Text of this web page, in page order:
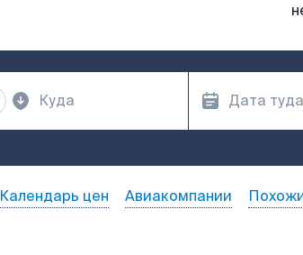
Календарь цен Авиакомпании